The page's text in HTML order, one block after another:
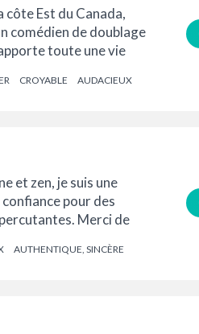
côte Est du Canada,
comédien de doublage
toute une vie
CROYABLE AUDACIEUX
et zen, je suis une
pour des
Merci de
AUTHENTIQUE, SINCÈRE